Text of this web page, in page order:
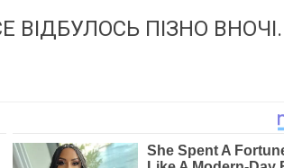
ВІДБУЛОСЬ ПІЗНО ВНОЧІ.